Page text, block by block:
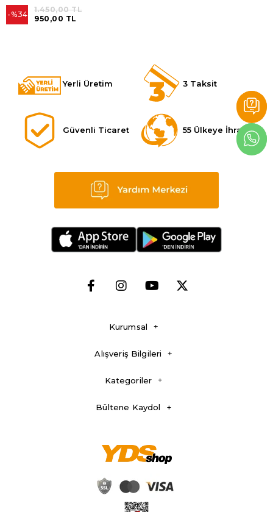
%34 950,00 TL
1.450,00 TL
Yerli Üretim 3 Taksit
Güvenli Ticaret 55 Ülkeye İhracat
Kurumsal
Alışveriş Bilgileri
Kategoriler
Bültene Kaydol